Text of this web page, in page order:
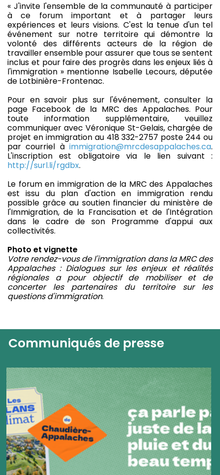
« J'invite l'ensemble de la communauté à participer
à ce forum important et à partager leurs
expériences et leurs visions. C'est la tenue d'un tel
événement sur notre territoire qui démontre la
volonté des différents acteurs de la région de
travailler ensemble pour assurer que tous se sentent
inclus et pour faire des progrès dans les enjeux liés à
l'immigration » mentionne Isabelle Lecours, députée
de Lotbinière-Frontenac.
Pour en savoir plus sur l'événement, consulter la
page Facebook de la MRC des Appalaches. Pour
toute information supplémentaire, veuillez
communiquer avec Véronique St-Gelais, chargée de
projet en immigration au 418 332-2757 poste 244 ou
par courriel à immigration@mrcdesappalaches.ca.
L'inscription est obligatoire via le lien suivant :
http://surl.li/rgdbx.
Le forum en immigration de la MRC des Appalaches
est issu du plan d'action en immigration rendu
possible grâce au soutien financier du ministère de
l'Immigration, de la Francisation et de l'Intégration
dans le cadre de son Programme d'appui aux
collectivités.
Photo et vignette
Votre rendez-vous de l'immigration dans la MRC des
Appalaches : Dialogues sur les enjeux et réalités
régionales a pour objectif de mobiliser et de
concerter les partenaires du territoire sur les
questions d'immigration.
Communiqués de presse